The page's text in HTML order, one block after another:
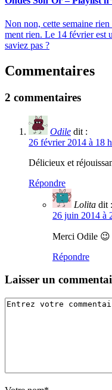
Non non, cette semaine
ment rien. Le 14 février est
saviez pas ?
Commentaires
2 commentaires
Odile dit :
26 février 2014 à 18
Délicieux et
Répondre
Lolita dit :
26 juin 2014 à
Merci Odile 😉
Répondre
Laisser un